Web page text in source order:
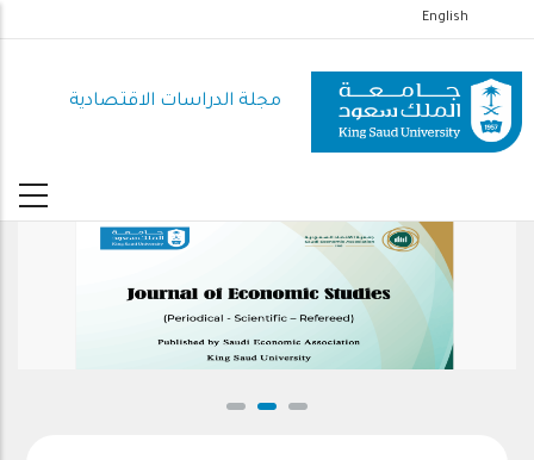
إلى
المحتوى
الرئيسي
English
مجلة الدراسات الاقتصادية